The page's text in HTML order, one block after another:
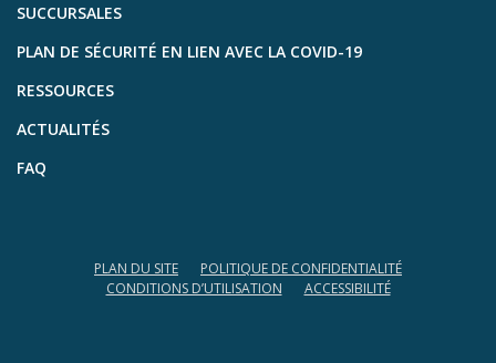
SUCCURSALES
PLAN DE SÉCURITÉ EN LIEN AVEC LA COVID-19
RESSOURCES
ACTUALITÉS
FAQ
PLAN DU SITE
POLITIQUE DE CONFIDENTIALITÉ
CONDITIONS D’UTILISATION
ACCESSIBILITÉ